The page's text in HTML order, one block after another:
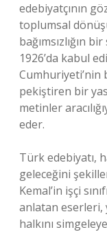
edebiyatçının
toplumsal
bağımsızlığın
1926’da kabul
Cumhuriyeti’nin
pekiştiren bir
metinler
eder.
Türk edebiyatı,
geleceğini
Kemal’in işçi
anlatan eserleri,
halkını